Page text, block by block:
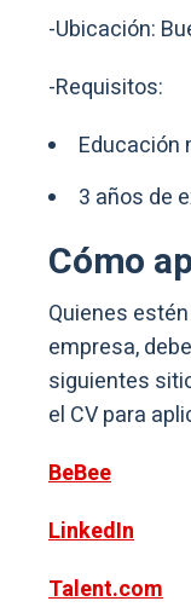
-Ubicación:
-Requisitos:
Educación
3 años de
Cómo
Quienes
empresa,
siguientes
el CV para
BeBee
LinkedIn
Talent.com